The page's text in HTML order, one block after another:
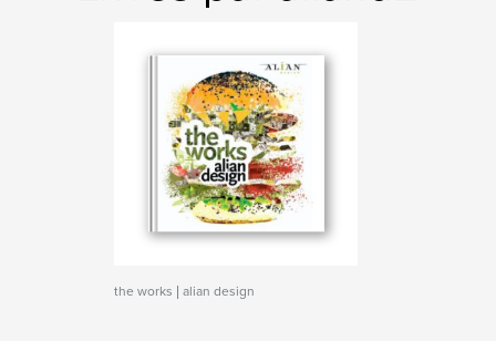
the works | alian design